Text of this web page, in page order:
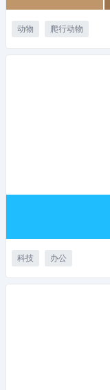
动物 爬行动物
科技 办公